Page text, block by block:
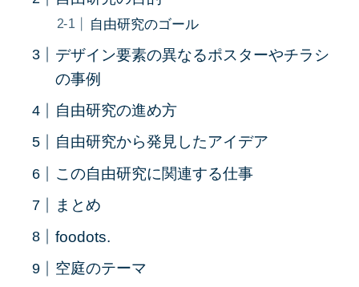
自由研究のゴール
デザイン要素の異なるポスターやチラシ
の事例
自由研究の進め方
自由研究から発見したアイデア
この自由研究に関連する仕事
まとめ
foodots.
空庭のテーマ